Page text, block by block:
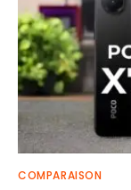
COMPARAISON